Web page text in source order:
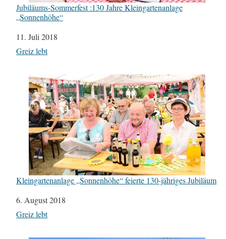
Jubiläums-Sommerfest :130 Jahre Kleingartenanlage
„Sonnenhöhe“
Datum
11. Juli 2018
In Bezug auf
Greiz lebt
Kleingartenanlage „Sonnenhöhe“ feierte 130-jähriges Jubiläum
Datum
6. August 2018
In Bezug auf
Greiz lebt